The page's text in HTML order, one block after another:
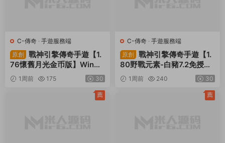
C-傳奇 · 手遊服務端
原創
戰神引擎傳奇手遊【1.
76懷舊月光金币版】Win一
鍵服務端+安卓蘋果雙端+G
M授權物品後台+視頻架設教
1周前 175 30
C-傳奇 · 手遊服務端
原創
戰神引擎傳奇手遊【1.
80野戰元素-白豬7.2免授
權】Win一鍵服務端+安卓+
GM授權物品後台+視頻架設
1周前 240 30
薦 薦